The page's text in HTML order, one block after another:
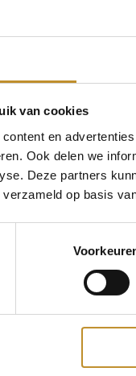
van cookies
en
Ook delen we
Deze partners
op basis